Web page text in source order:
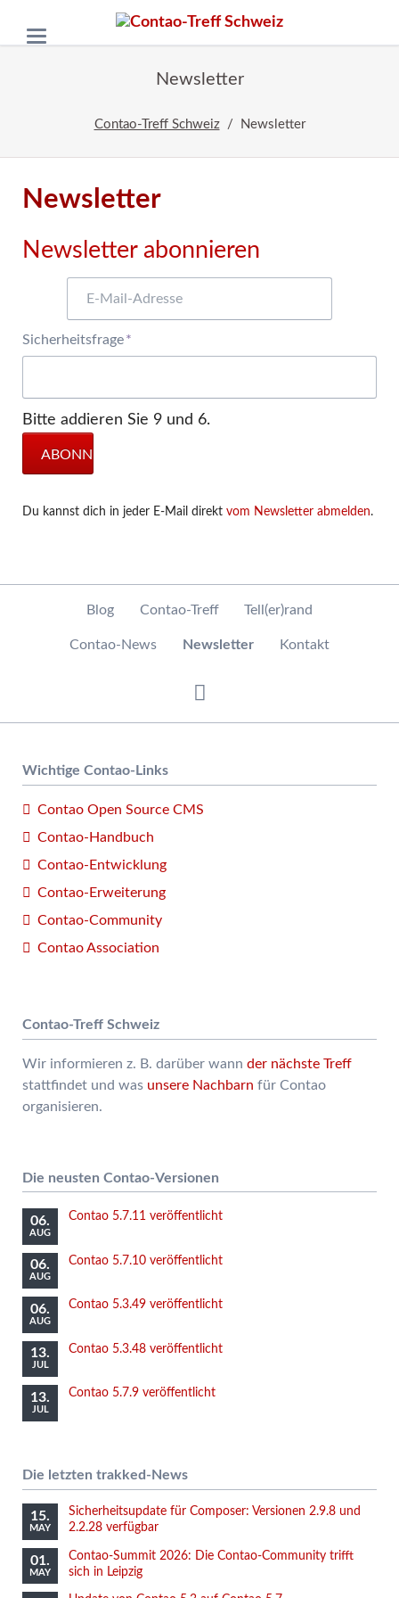
Newsletter
Contao-Treff Schweiz Newsletter
Newsletter
Newsletter abonnieren
Pflichtfeld
Sicherheitsfrage*
Bitte addieren Sie 9 und 6.
ABONNIEREN
Du kannst dich in jeder E-Mail direkt vom Newsletter abmelden.
Navigation
Blog Contao-Treff Tell(er)rand
Contao-News Newsletter Kontakt
Wichtige Contao-Links
Contao Open Source CMS
Contao-Handbuch
Contao-Entwicklung
Contao-Erweiterung
Contao-Community
Contao Association
Contao-Treff Schweiz
Wir informieren z. B. darüber wann der nächste Treff
stattfindet und was unsere Nachbarn für Contao
organisieren.
Die neusten Contao-Versionen
06.
AUG
Contao 5.7.11 veröffentlicht
06.
AUG
Contao 5.7.10 veröffentlicht
06.
AUG
Contao 5.3.49 veröffentlicht
13.
JUL
Contao 5.3.48 veröffentlicht
13.
JUL
Contao 5.7.9 veröffentlicht
Die letzten trakked-News
15.
MAY
Sicherheitsupdate für Composer: Versionen 2.9.8 und
2.2.28 verfügbar
01.
MAY
Contao-Summit 2026: Die Contao-Community trifft
sich in Leipzig